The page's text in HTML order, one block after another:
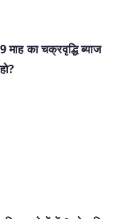
का चक्रवृद्धि ब्याज